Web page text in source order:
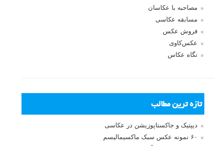
مصاحبه با عکاسان
مسابقه عکاسی
فروش عکس
عکس‌کاوی
نگاه عکاس
تازه ترین مطالب
دیپتیک و جاکستا‌پوزیشن در عکاسی
۶۰ نمونه عکس سبک ماکسیمالیسم